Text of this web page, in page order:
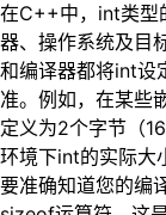
在C++中，int类型
器、操作系统及目
和编译器都将int设
准。例如，在某些
定义为2个字节（
环境下int的实际大
要准确知道您的编